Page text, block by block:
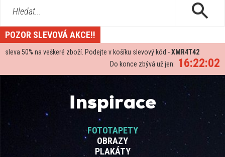
Hledat...
POZOR SLEVOVÁ AKCE!!
sleva 50% na veškeré zboží. Podejte v košíku slevový kód -XMR4T42
16:22:02
Do konce zbývá už jen:
Inspirace
FOTOTAPETY
OBRAZY
PLAKÁTY